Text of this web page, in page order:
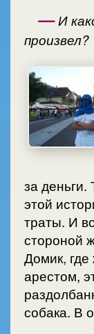
—И
произвел?
за деньги.
этой
траты. И
стороной
Домик,
арестом,
собака. В